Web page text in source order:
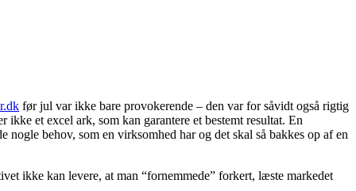
før jul var ikke bare provokerende – den var for såvidt også rigtig
et excel ark, som kan garantere et bestemt resultat. En
behov, som en virksomhed har og det skal så bakkes op af en
ikke kan levere, at man “fornemmede” forkert, læste markedet